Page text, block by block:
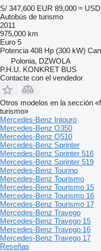
S/ 347,600 EUR 89,000 ≈
Autobús de turismo
2011
975,000 km
Euro 5
Potencia 408 Hp (300 kW)
Polonia, DZWOLA
P.H.U. KONKRET BUS
Contacte con el vendedor
Otros modelos en la sección
turismo»
Mercedes-Benz Intouro
Mercedes-Benz O350
Mercedes-Benz O510
Mercedes-Benz Sprinter
Mercedes-Benz Sprinter 516
Mercedes-Benz Sprinter 519
Mercedes-Benz Tourino
Mercedes-Benz Tourismo
Mercedes-Benz Tourismo 15
Mercedes-Benz Tourismo 16
Mercedes-Benz Tourismo 17
Mercedes-Benz Travego
Mercedes-Benz Travego 15
Mercedes-Benz Travego 16
Mercedes-Benz Travego 17
Reseñas